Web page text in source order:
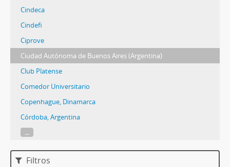
Cindeca
Cindefi
Ciprove
Ciudad Autónoma de Buenos Aires (Argentina)
Club Platense
Comedor Universitario
Copenhague, Dinamarca
Córdoba, Argentina
...
Filtros